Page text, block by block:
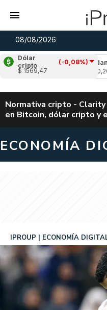
08/08/2026
Dólar
cripto
(-0,08%)
$ 1569,47
Cardano
Normativa cripto -
en Bitcoin, dólar cripto y
ECONOMÍA
IPROUP ECONOMÍA